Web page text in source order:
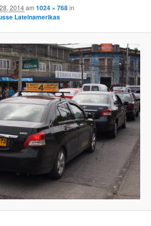
2014am1024 × 768in
Lateinamerikas